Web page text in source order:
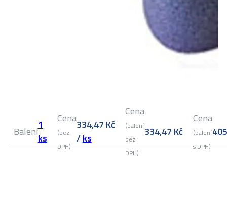
Balení1
ks
Cena
(bez
DPH)
334,47 Kč
/ks
Cena
(balení
bez
DPH)
334,47 Kč
Cena
(balení
s DPH)